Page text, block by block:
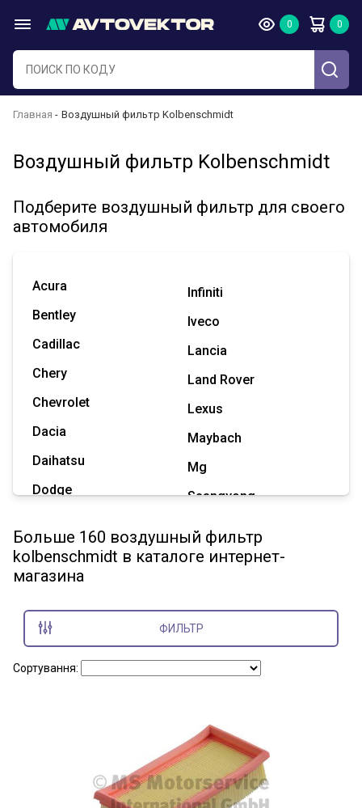
Главная Воздушный фильтр Kolbenschmidt
Воздушный фильтр Kolbenschmidt
Подберите воздушный фильтр для своего
автомобиля
Acura
Bentley
Cadillac
Chery
Chevrolet
Dacia
Daihatsu
Dodge
Great Wall
Haval
Hummer
Infiniti
Iveco
Lancia
Land Rover
Lexus
Maybach
Mg
Ssangyong
Tesla
Больше 160 воздушный фильтр
kolbenschmidt в каталоге интернет-
магазина
ФИЛЬТР
Сортування: